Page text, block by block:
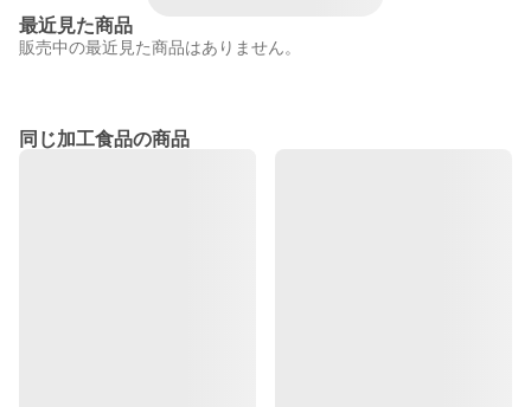
最近見た商品
販売中の最近見た商品はありません。
同じ加工食品の商品